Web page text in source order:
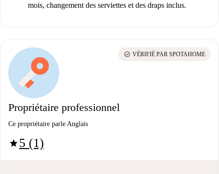
mois, changement des serviettes et des draps inclus.
Propriétaire professionnel
Ce propriétaire parle Anglais
star5 (1)
check_circle VÉRIFIÉ PAR SPOTAHOME